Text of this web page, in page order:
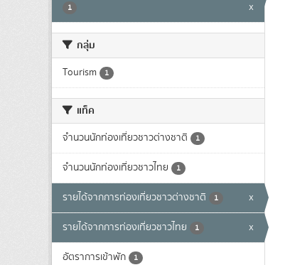
1 x
กลุ่ม
Tourism 1
แท็ค
จำนวนนักท่องเที่ยวชาวต่างชาติ 1
จำนวนนักท่องเที่ยวชาวไทย 1
รายได้จากการท่องเที่ยวชาวต่างชาติ 1 x
รายได้จากการท่องเที่ยวชาวไทย 1 x
อัตราการเข้าพัก 1